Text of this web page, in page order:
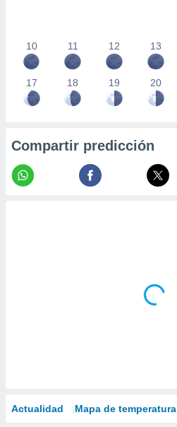
10 11 12 13
17 18 19 20
Compartir predicción
Actualidad Mapa de temperatura